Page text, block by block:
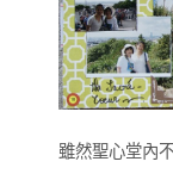
雖然聖心堂內